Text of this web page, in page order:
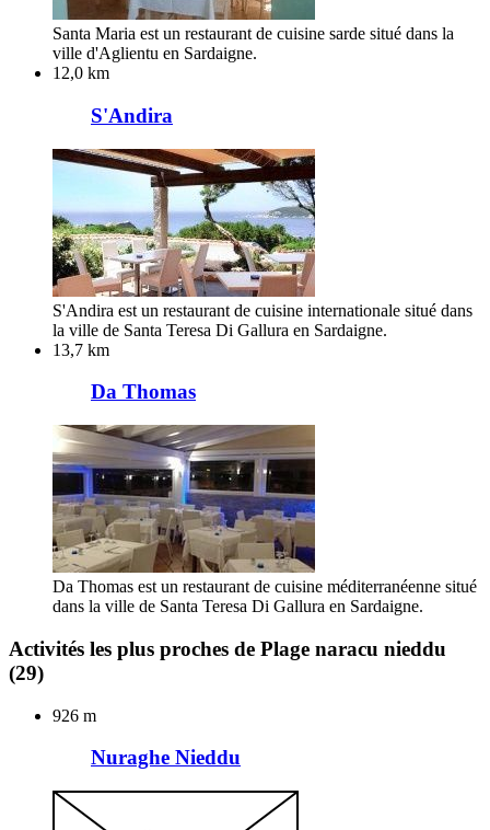
Santa Maria est un restaurant de cuisine sarde situé dans la
ville d'Aglientu en Sardaigne.
12,0 km
S'Andira
S'Andira est un restaurant de cuisine internationale situé dans
la ville de Santa Teresa Di Gallura en Sardaigne.
13,7 km
Da Thomas
Da Thomas est un restaurant de cuisine méditerranéenne situé
dans la ville de Santa Teresa Di Gallura en Sardaigne.
Activités les plus proches de Plage naracu nieddu
(29)
926 m
Nuraghe Nieddu